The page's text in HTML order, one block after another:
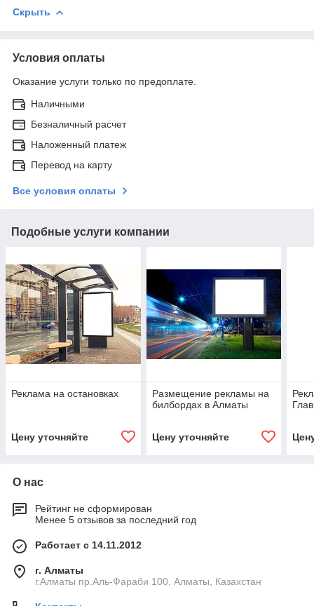
Скрыть
Условия оплаты
Оказание услуги только по предоплате.
Наличными
Безналичный расчет
Наложенный платеж
Перевод на карту
Все условия оплаты
Подобные услуги компании
Реклама на остановках
Цену уточняйте
Размещение рекламы на
билбордах в Алматы
Цену уточняйте
О нас
Рейтинг не сформирован
Менее 5 отзывов за последний год
Работает с 14.11.2012
г. Алматы
г.Алматы пр.Аль-Фараби 100, Алматы, Казахстан